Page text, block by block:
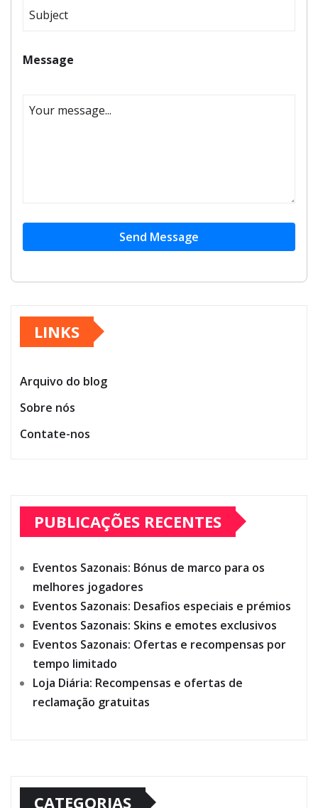
Message
Send Message
LINKS
Arquivo do blog
Sobre nós
Contate-nos
PUBLICAÇÕES RECENTES
Eventos Sazonais: Bónus de marco para os
melhores jogadores
Eventos Sazonais: Desafios especiais e prémios
Eventos Sazonais: Skins e emotes exclusivos
Eventos Sazonais: Ofertas e recompensas por
tempo limitado
Loja Diária: Recompensas e ofertas de
reclamação gratuitas
CATEGORIAS